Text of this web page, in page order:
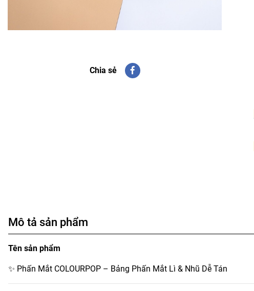
Chia sẻ
Mô tả sản phẩm
Tên sản phẩm
✨ Phấn Mắt COLOURPOP – Bảng Phấn Mắt Lì & Nhũ Dễ Tán